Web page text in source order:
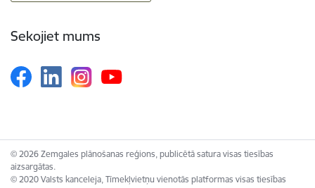
Sekojiet mums
© 2026 Zemgales plānošanas reģions, publicētā satura visas tiesības
aizsargātas.
© 2020 Valsts kanceleja, Tīmekļvietņu vienotās platformas visas tiesības